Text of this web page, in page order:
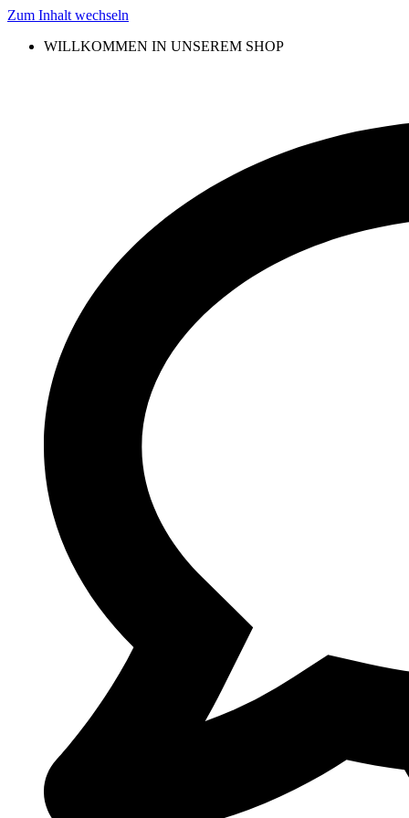
Zum Inhalt wechseln
WILLKOMMEN IN UNSEREM SHOP